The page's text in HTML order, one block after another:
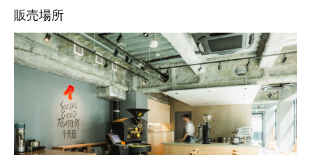
販売場所